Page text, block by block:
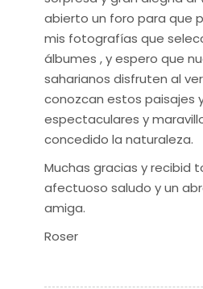
abierto un foro para que
mis fotografías que
álbumes , y espero que
saharianos disfruten al
conozcan estos paisajes
espectaculares y
concedido la naturaleza.
Muchas gracias y recibid
afectuoso saludo y un
amiga.
Roser